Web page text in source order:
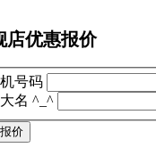
店优惠报价
号码
名 ^_^
价